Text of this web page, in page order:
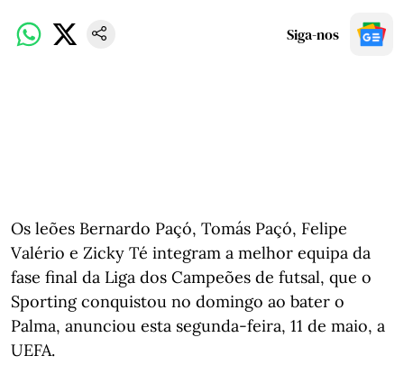
Siga-nos
Os leões Bernardo Paçó, Tomás Paçó, Felipe
Valério e Zicky Té integram a melhor equipa da
fase final da Liga dos Campeões de futsal, que o
Sporting conquistou no domingo ao bater o
Palma, anunciou esta segunda-feira, 11 de maio, a
UEFA.